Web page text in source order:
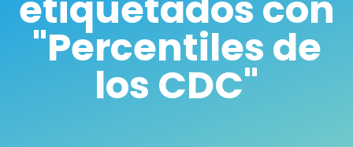
"Percentiles de
los CDC"